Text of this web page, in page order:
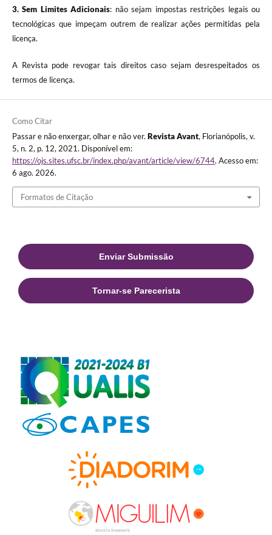
3.Sem Limites Adicionais: não sejam impostas restrições legais ou
tecnológicas que impeçam outrem de realizar ações permitidas pela
licença.
A Revista pode revogar tais direitos caso sejam desrespeitados os
termos de licença.
Como Citar
Passar e não enxergar, olhar e não ver. Revista Avant, Florianópolis, v.
5, n. 2, p. 12, 2021. Disponível em:
https://ojs.sites.ufsc.br/index.php/avant/article/view/6744. Acesso em:
6 ago. 2026.
Formatos de Citação
Enviar Submissão
Tornar-se Parecerista